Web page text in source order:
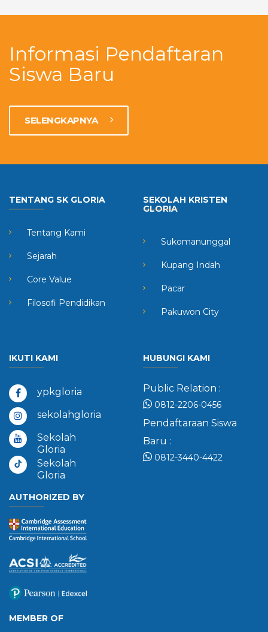
Informasi Pendaftaran
Siswa Baru
SELENGKAPNYA
TENTANG SK GLORIA
Tentang Kami
Sejarah
Core Value
Filosofi Pendidikan
SEKOLAH KRISTEN
GLORIA
Sukomanunggal
Kupang Indah
Pacar
Pakuwon City
IKUTI KAMI
ypkgloria
sekolahgloria
Sekolah
Gloria
Sekolah
Gloria
HUBUNGI KAMI
Public Relation :
0812-2206-0456
Pendaftaraan Siswa
Baru :
0812-3440-4422
AUTHORIZED BY
MEMBER OF